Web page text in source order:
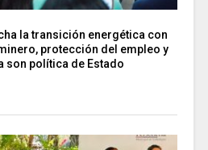
la transición energética con
protección del empleo y
son política de Estado